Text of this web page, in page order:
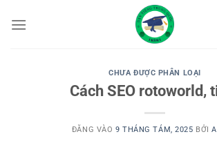
qua
CHƯA ĐƯỢC PHÂN LOẠI
Cách SEO rotoworld,
ĐĂNG VÀO 9 THÁNG TÁM, 2025 BỞI